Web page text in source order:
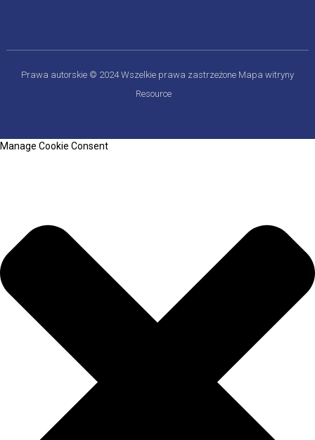
Prawa autorskie © 2024 Wszelkie prawa zastrzeżone Mapa witryny
Resource
Manage Cookie Consent